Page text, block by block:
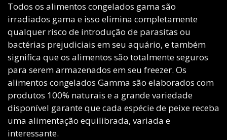
Todos os alimentos congelados gama são
irradiados gama e isso elimina completamente
qualquer risco de introdução de parasitas ou
bactérias prejudiciais em seu aquário, e também
significa que os alimentos são totalmente seguros
para serem armazenados em seu freezer. Os
alimentos congelados Gamma são elaborados com
produtos 100% naturais e a grande variedade
disponível garante que cada espécie de peixe receba
uma alimentação equilibrada, variada e
interessante.